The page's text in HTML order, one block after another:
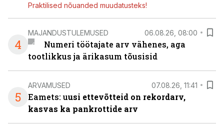
Praktilised nõuanded muudatusteks!
4
MAJANDUSTULEMUSED 06.08.26, 08:00
Numeri töötajate arv vähenes, aga
tootlikkus ja ärikasum tõusisid
5
ARVAMUSED 07.08.26, 11:41
Eamets: uusi ettevõtteid on rekordarv,
kasvas ka pankrottide arv